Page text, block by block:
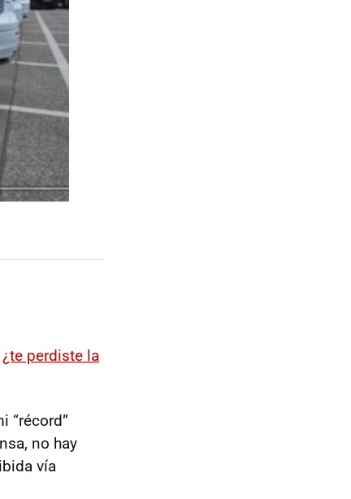
¿te perdiste la
“récord”
no hay
vía